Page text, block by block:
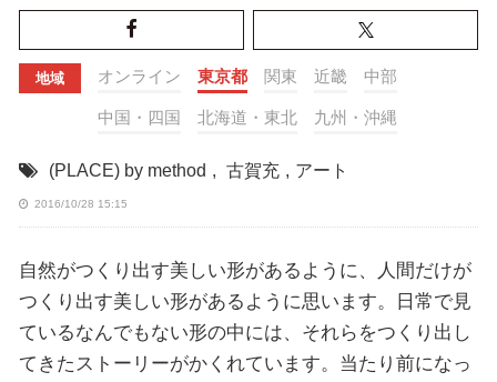
地域 オンライン 東京都 関東 近畿 中部
中国・四国 北海道・東北 九州・沖縄
(PLACE) by method , 古賀充 , アート
2016/10/28 15:15
自然がつくり出す美しい形があるように、人間だけが
つくり出す美しい形があるように思います。日常で見
ているなんでもない形の中には、それらをつくり出し
てきたストーリーがかくれています。当たり前になっ